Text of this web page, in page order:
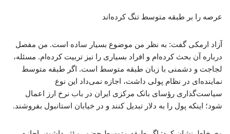
عرصه را بر طبقه متوسط تنگ کرده‌اند
آزاد ارمکی گفت: به نظر من موضوع بسیار ساده است. من مفصل
درباره آن بحث کرده‌ام و افراد بسیاری را نیز تربیت کرده‌ام. مسئله،
لجاجت و دشمنی با زبان طبقه متوسط است. اگر طبقه متوسط
نماینده‌ای در نظام پولی داشت، اجازه نمی‌داد این نوع
سیاست‌گذاری رؤسای بانک مرکزی ایران در باب نرخ ارز اعمال
شود؛ اینکه پول را به دلار تبدیل کنند و در خیابان استانبول بفروشند.